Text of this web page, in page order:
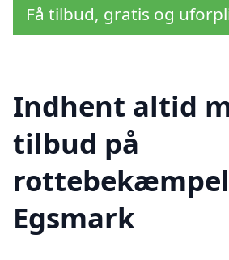
Få tilbud, gratis og
Indhent altid
tilbud på
Egsmark